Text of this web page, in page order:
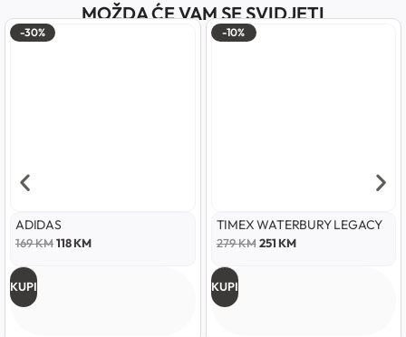
MOŽDA ĆE VAM SE SVIDJETI
-30%
ADIDAS
169KM118KM
KUPI
-10%
TIMEX WATERBURY LEGACY
279KM 251KM
KUPI